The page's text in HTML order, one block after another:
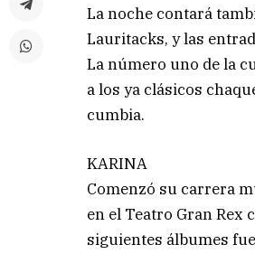
La noche contará
Lauritacks, y las
La número uno de la
a los ya clásicos
cumbia.
KARINA
Comenzó su carrera
en el Teatro Gran Rex
siguientes álbumes